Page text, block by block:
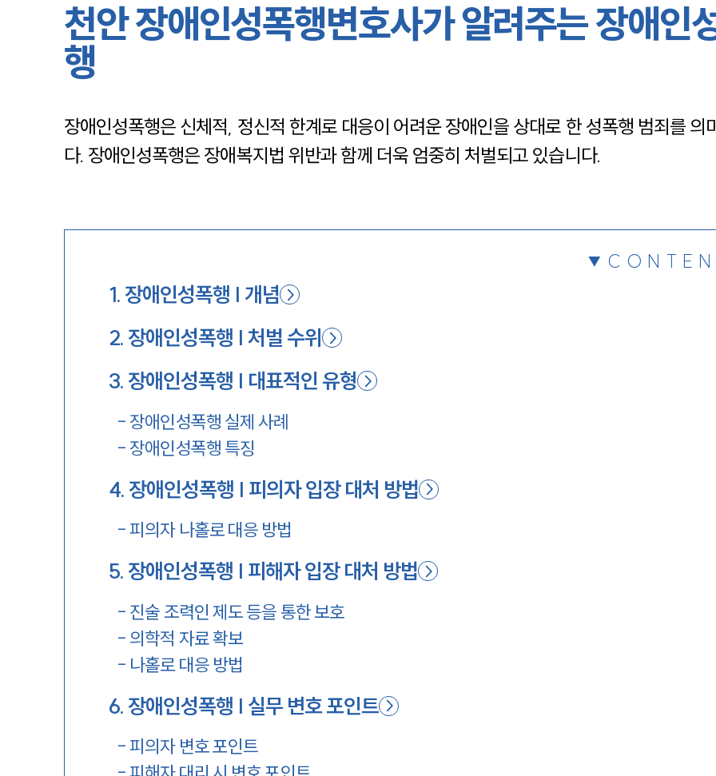
채용정보
천안 장애인성폭행변호사가 알려주는 장애인
행
장애인성폭행은 신체적, 정신적 한계로 대응이 어려운 장애인을 상대로 한 성폭행 범죄를 의
다. 장애인성폭행은 장애복지법 위반과 함께 더욱 엄중히 처벌되고 있습니다.
1. 장애인성폭행 | 개념
2. 장애인성폭행 | 처벌 수위
3. 장애인성폭행 | 대표적인 유형
- 장애인성폭행 실제 사례
- 장애인성폭행 특징
4. 장애인성폭행 | 피의자 입장 대처 방법
-피의자 나홀로 대응 방법
5. 장애인성폭행 | 피해자 입장 대처 방법
- 진술 조력인 제도 등을 통한 보호
- 의학적 자료 확보
- 나홀로 대응 방법
6. 장애인성폭행 | 실무 변호 포인트
-피의자 변호 포인트